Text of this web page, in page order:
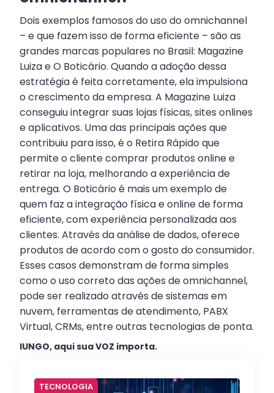
Dois exemplos famosos do uso do omnichannel
– e que fazem isso de forma eficiente – são as
grandes marcas populares no Brasil: Magazine
Luiza e O Boticário. Quando a adoção dessa
estratégia é feita corretamente, ela impulsiona
o crescimento da empresa. A Magazine Luiza
conseguiu integrar suas lojas físicas, sites onlines
e aplicativos. Uma das principais ações que
contribuiu para isso, é o Retira Rápido que
permite o cliente comprar produtos online e
retirar na loja, melhorando a experiência de
entrega. O Boticário é mais um exemplo de
quem faz a integração física e online de forma
eficiente, com experiência personalizada aos
clientes. Através da análise de dados, oferece
produtos de acordo com o gosto do consumidor.
Esses casos demonstram de forma simples
como o uso correto das ações de omnichannel,
pode ser realizado através de sistemas em
nuvem, ferramentas de atendimento, PABX
Virtual, CRMs, entre outras tecnologias de ponta.
IUNGO, aqui sua VOZ importa.
TECNOLOGIA